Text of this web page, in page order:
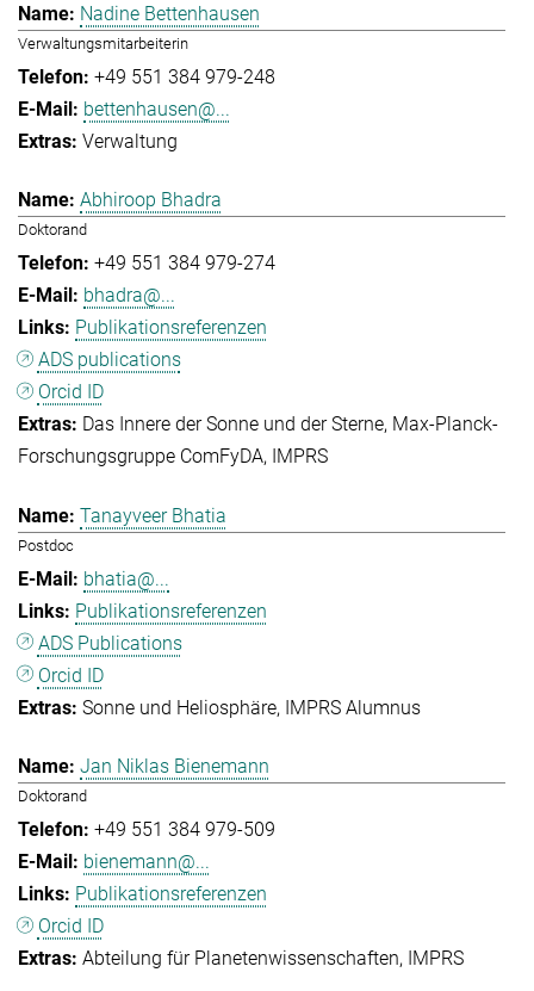
Nadine Bettenhausen
Verwaltungsmitarbeiterin
+49 551 384 979-248
bettenhausen@...
Verwaltung
Abhiroop Bhadra
Doktorand
+49 551 384 979-274
bhadra@...
Publikationsreferenzen
ADS publications
Orcid ID
Das Innere der Sonne und der Sterne Max-Planck-
Forschungsgruppe ComFyDA
IMPRS
Tanayveer Bhatia
Postdoc
bhatia@...
Publikationsreferenzen
ADS Publications
Orcid ID
Sonne und Heliosphäre IMPRS Alumnus
Jan Niklas Bienemann
Doktorand
+49 551 384 979-509
bienemann@...
Publikationsreferenzen
Orcid ID
Abteilung für Planetenwissenschaften IMPRS